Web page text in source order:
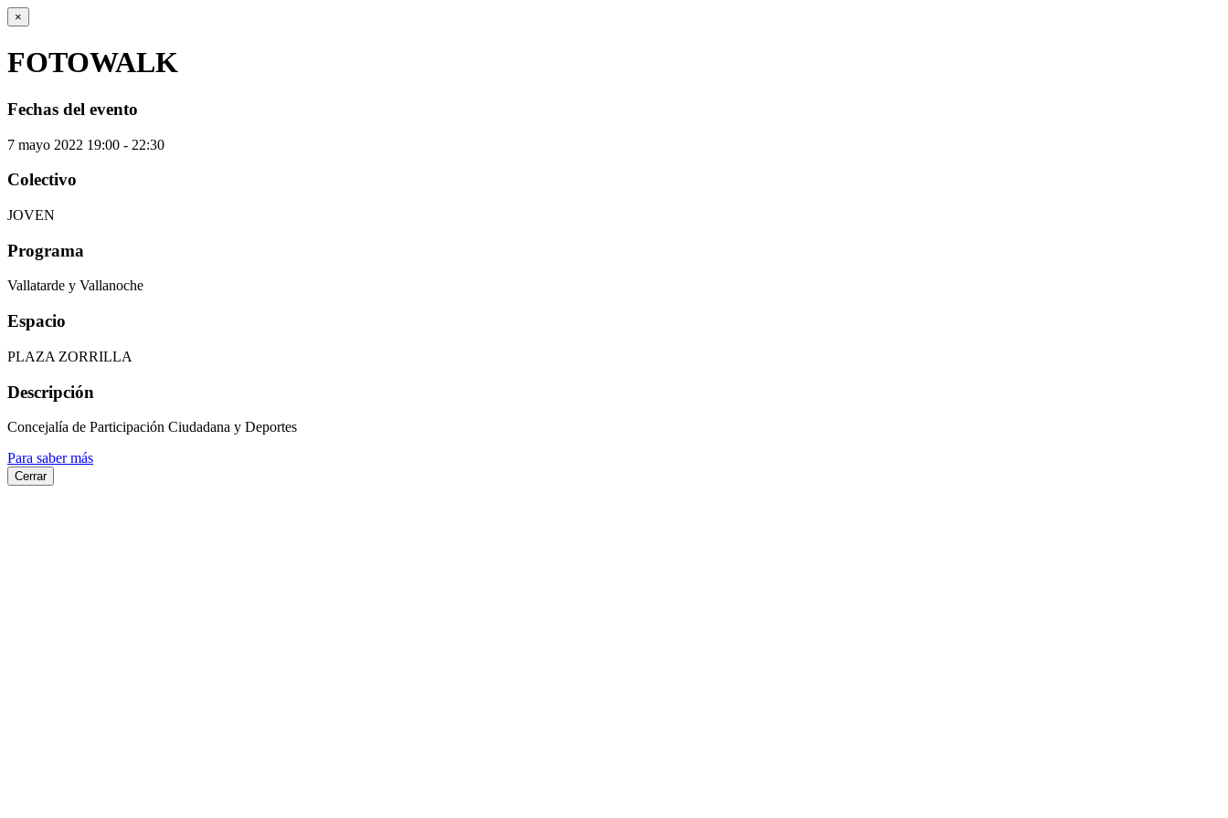
×
FOTOWALK
Fechas del evento
7 mayo 2022 19:00 - 22:30
Colectivo
JOVEN
Programa
Vallatarde y Vallanoche
Espacio
PLAZA ZORRILLA
Descripción
Concejalía de Participación Ciudadana y Deportes
Para saber más
Cerrar